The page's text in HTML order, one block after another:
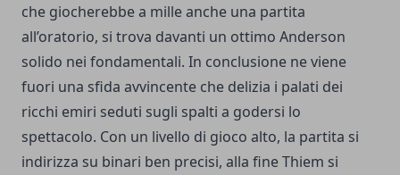
che giocherebbe a mille anche una partita
all’oratorio, si trova davanti un ottimo Anderson
solido nei fondamentali. In conclusione ne viene
fuori una sfida avvincente che delizia i palati dei
ricchi emiri seduti sugli spalti a godersi lo
spettacolo. Con un livello di gioco alto, la partita si
indirizza su binari ben precisi, alla fine Thiem si